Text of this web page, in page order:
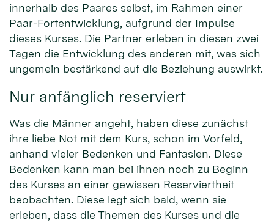
innerhalb des Paares selbst, im Rahmen einer
Paar-Fortentwicklung, aufgrund der Impulse
dieses Kurses. Die Partner erleben in diesen zwei
Tagen die Entwicklung des anderen mit, was sich
ungemein bestärkend auf die Beziehung auswirkt.
Nur anfänglich reserviert
Was die Männer angeht, haben diese zunächst
ihre liebe Not mit dem Kurs, schon im Vorfeld,
anhand vieler Bedenken und Fantasien. Diese
Bedenken kann man bei ihnen noch zu Beginn
des Kurses an einer gewissen Reserviertheit
beobachten. Diese legt sich bald, wenn sie
erleben, dass die Themen des Kurses und die